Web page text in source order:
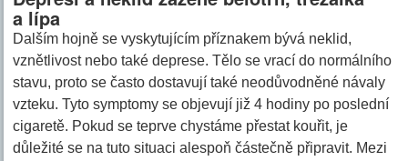
a lípa
Dalším hojně se vyskytujícím příznakem bývá neklid,
vznětlivost nebo také deprese. Tělo se vrací do normálního
stavu, proto se často dostavují také neodůvodněné návaly
vzteku. Tyto symptomy se objevují již 4 hodiny po poslední
cigaretě. Pokud se teprve chystáme přestat kouřit, je
důležité se na tuto situaci alespoň částečně připravit. Mezi